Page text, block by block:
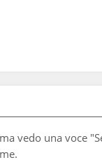
vedo una voce